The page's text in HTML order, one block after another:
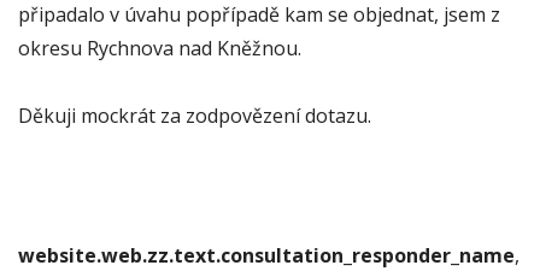
připadalo v úvahu popřípadě kam se objednat, jsem z
okresu Rychnova nad Kněžnou.
Děkuji mockrát za zodpovězení dotazu.
website.web.zz.text.consultation_responder_name,